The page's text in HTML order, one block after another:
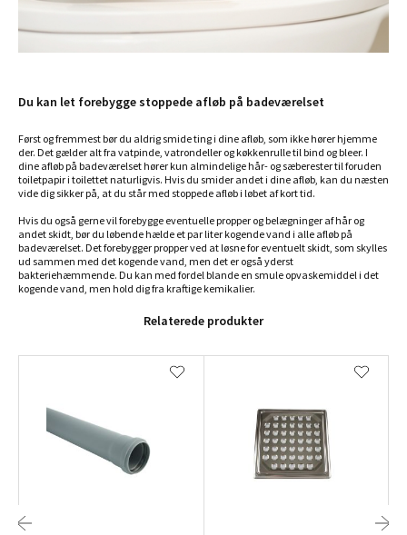
Du kan let forebygge stoppede afløb på badeværelset
Først og fremmest bør du aldrig smide ting i dine afløb, som ikke hører hjemme
der. Det gælder alt fra vatpinde, vatrondeller og køkkenrulle til bind og bleer. I
dine afløb på badeværelset hører kun almindelige hår- og sæberester til foruden
toiletpapir i toilettet naturligvis. Hvis du smider andet i dine afløb, kan du næsten
vide dig sikker på, at du står med stoppede afløb i løbet af kort tid.
Hvis du også gerne vil forebygge eventuelle propper og belægninger af hår og
andet skidt, bør du løbende hælde et par liter kogende vand i alle afløb på
badeværelset. Det forebygger propper ved at løsne for eventuelt skidt, som skylles
ud sammen med det kogende vand, men det er også yderst
bakteriehæmmende. Du kan med fordel blande en smule opvaskemiddel i det
kogende vand, men hold dig fra kraftige kemikalier.
Relaterede produkter